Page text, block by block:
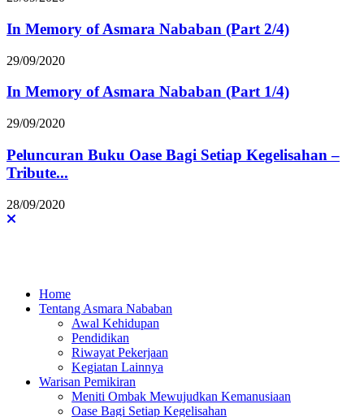
In Memory of Asmara Nababan (Part 2/4)
29/09/2020
In Memory of Asmara Nababan (Part 1/4)
29/09/2020
Peluncuran Buku Oase Bagi Setiap Kegelisahan –
Tribute...
28/09/2020
Home
Tentang Asmara Nababan
Awal Kehidupan
Pendidikan
Riwayat Pekerjaan
Kegiatan Lainnya
Warisan Pemikiran
Meniti Ombak Mewujudkan Kemanusiaan
Oase Bagi Setiap Kegelisahan